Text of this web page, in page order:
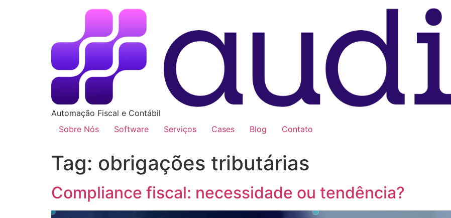
Automação Fiscal e Contábil
Sobre Nós
Software Serviços Cases Blog Contato
Tag: obrigações tributárias
Compliance fiscal: necessidade ou tendência?